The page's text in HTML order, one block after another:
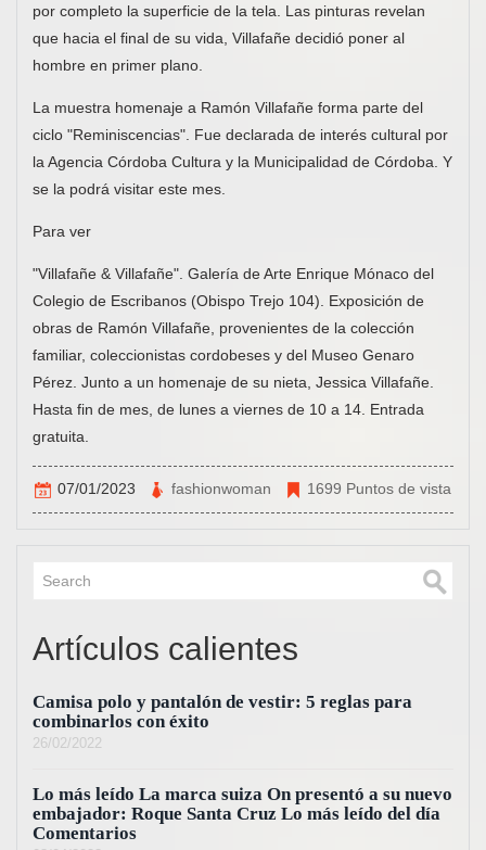
por completo la superficie de la tela. Las pinturas revelan
que hacia el final de su vida, Villafañe decidió poner al
hombre en primer plano.
La muestra homenaje a Ramón Villafañe forma parte del
ciclo "Reminiscencias". Fue declarada de interés cultural por
la Agencia Córdoba Cultura y la Municipalidad de Córdoba. Y
se la podrá visitar este mes.
Para ver
"Villafañe & Villafañe". Galería de Arte Enrique Mónaco del
Colegio de Escribanos (Obispo Trejo 104). Exposición de
obras de Ramón Villafañe, provenientes de la colección
familiar, coleccionistas cordobeses y del Museo Genaro
Pérez. Junto a un homenaje de su nieta, Jessica Villafañe.
Hasta fin de mes, de lunes a viernes de 10 a 14. Entrada
gratuita.
07/01/2023 fashionwoman 1699 Puntos de vista
Artículos calientes
Camisa polo y pantalón de vestir: 5 reglas para
combinarlos con éxito
26/02/2022
Lo más leído La marca suiza On presentó a su nuevo
embajador: Roque Santa Cruz Lo más leído del día
Comentarios